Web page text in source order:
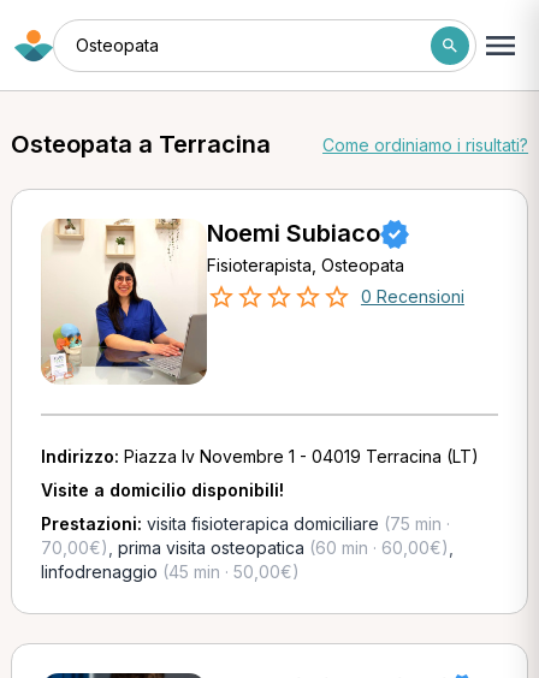
Osteopata
Osteopata a Terracina Come ordiniamo i risultati?
Noemi Subiaco
Fisioterapista, Osteopata
0 Recensioni
Indirizzo: Piazza Iv Novembre 1 - 04019 Terracina (LT)
Visite a domicilio disponibili!
Prestazioni: visita fisioterapica domiciliare (75 min ·
70,00€) prima visita osteopatica (60 min · 60,00€)
linfodrenaggio (45 min · 50,00€)